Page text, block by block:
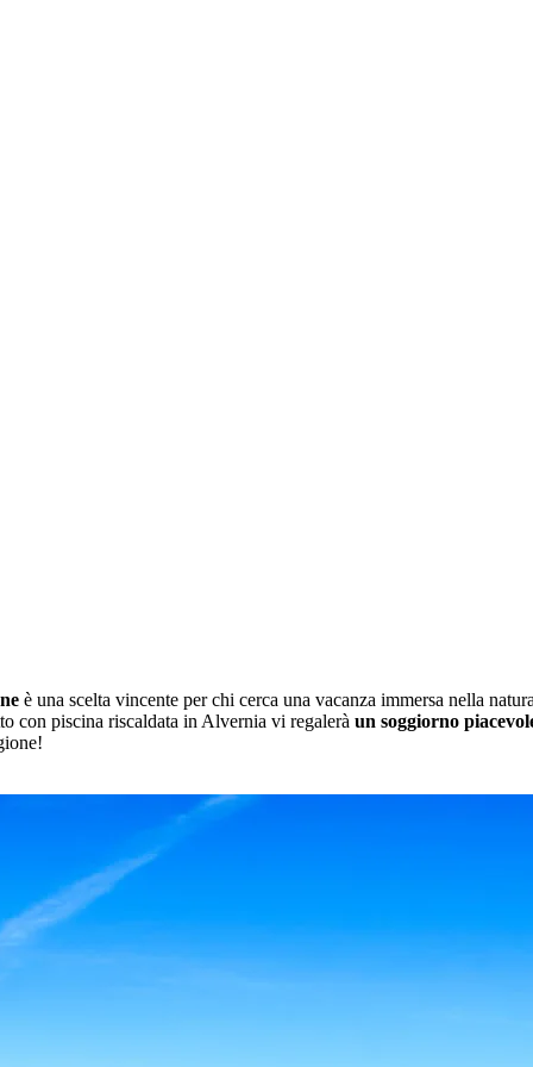
è una scelta vincente per chi cerca una vacanza immersa nella
con piscina riscaldata in Alvernia vi regalerà un soggiorno